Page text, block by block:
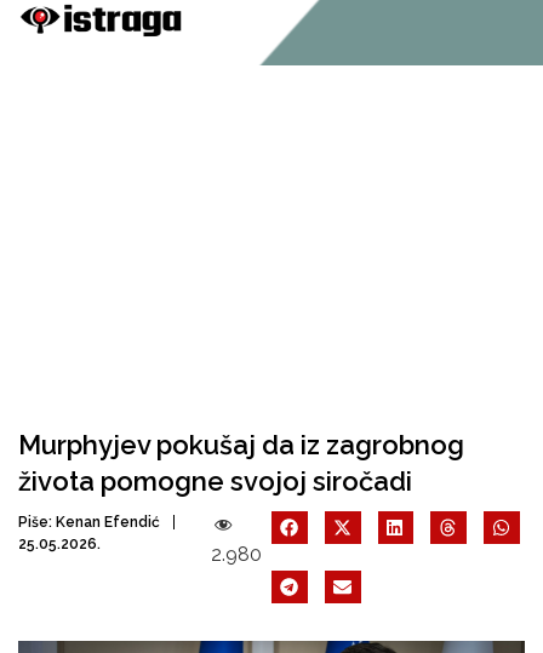
Murphyjev pokušaj da iz zagrobnog
života pomogne svojoj siročadi
Piše: Kenan Efendić
25.05.2026.
2.980